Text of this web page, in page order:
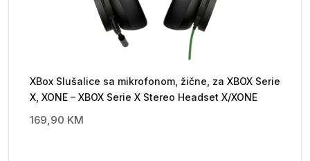
XBox Slušalice sa mikrofonom, žične, za XBOX Serie
X, XONE – XBOX Serie X Stereo Headset X/XONE
169,90 KM